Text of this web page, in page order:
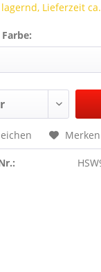
Lieferzeit
Merken